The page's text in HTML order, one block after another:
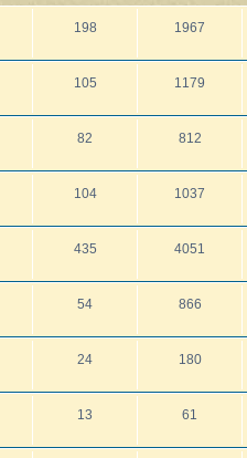
198 1967
105 1179
82 812
104 1037
435 4051
54 866
24 180
13 61